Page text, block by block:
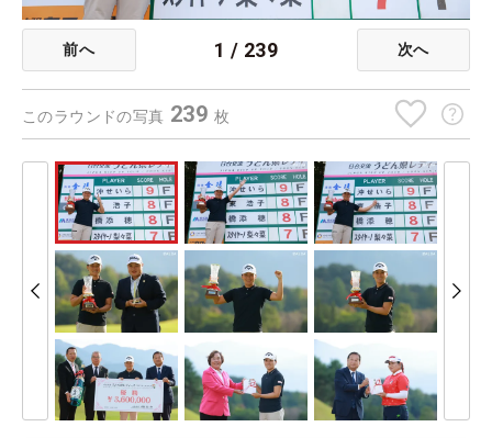
前へ 1 / 239 次へ
このラウンドの写真 239 枚